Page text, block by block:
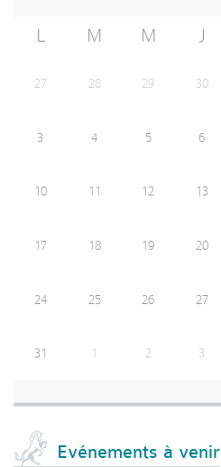
L M M J
27 28 29 30
3 4 5 6
10 11 12 13
17 18 19 20
24 25 26 27
31 1 2 3
Evénements à venir